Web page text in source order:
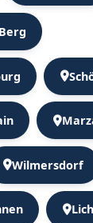
Wilmersdorf